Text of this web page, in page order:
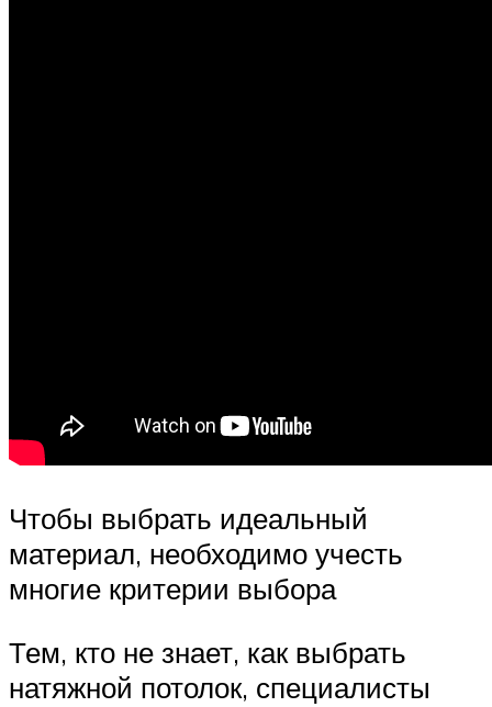
Чтобы выбрать идеальный
материал, необходимо учесть
многие критерии выбора
Тем, кто не знает, как выбрать
натяжной потолок, специалисты